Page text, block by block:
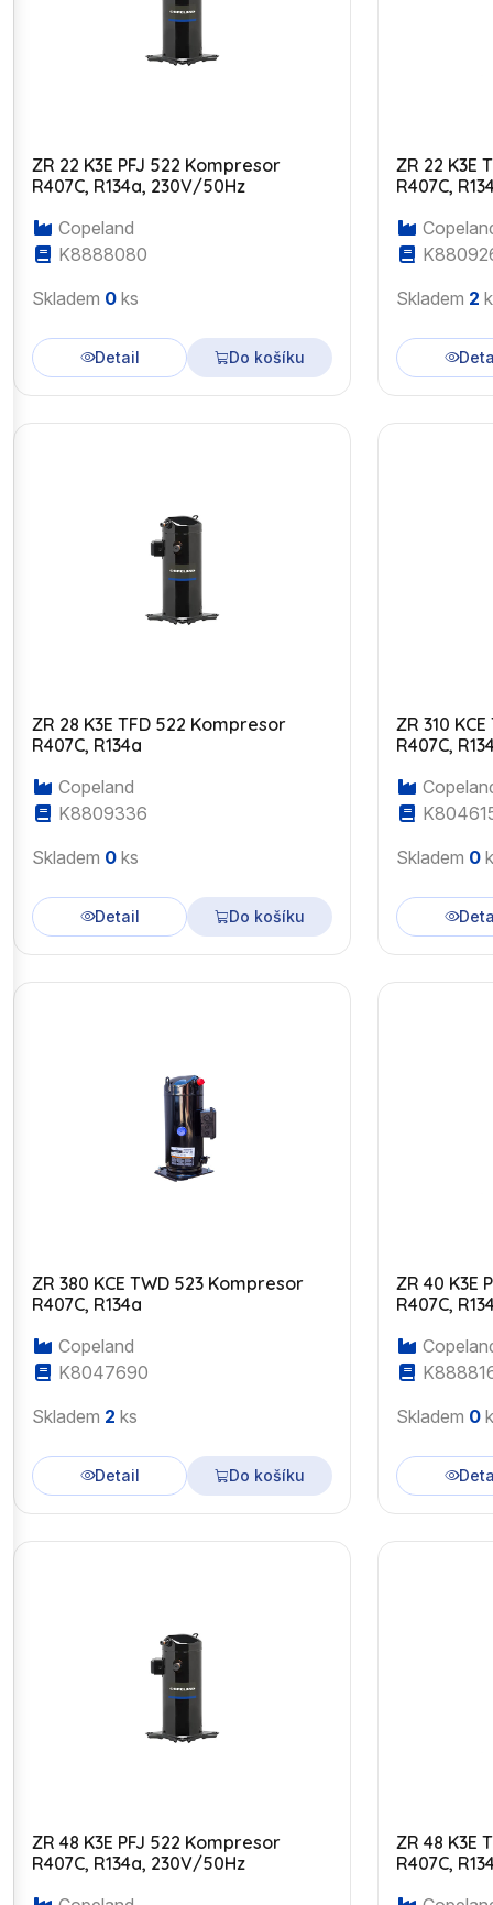
ZR 22 K3E PFJ 522 Kompresor
R407C, R134a, 230V/50Hz
Copeland
K8888080
Skladem 0 ks
Detail Do košíku
ZR 22 K3E
R407C,
Skladem 2
ZR 28 K3E TFD 522 Kompresor
R407C, R134a
Copeland
K8809336
Skladem 0 ks
Detail Do košíku
ZR 310
R407C,
Skladem 0
ZR 380 KCE TWD 523 Kompresor
R407C, R134a
Copeland
K8047690
Skladem 2 ks
Detail Do košíku
ZR 40 K3E
R407C,
Skladem 0
ZR 48 K3E PFJ 522 Kompresor
R407C, R134a, 230V/50Hz
ZR 48 K3E
R407C,